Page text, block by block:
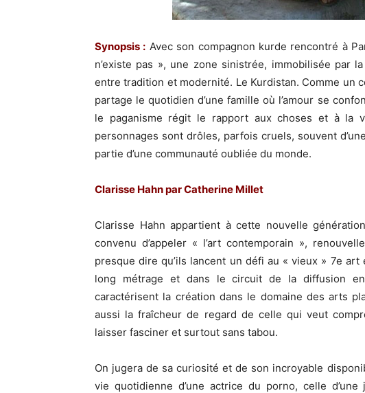
Synopsis : Avec son compagnon kurde rencontré à
n’existe pas », une zone sinistrée, immobilisée par
entre tradition et modernité. Le Kurdistan. Comme un
partage le quotidien d’une famille où l’amour se
le paganisme régit le rapport aux choses et à la
personnages sont drôles, parfois cruels, souvent
partie d’une communauté oubliée du monde.
Clarisse Hahn par Catherine Millet
Clarisse Hahn appartient à cette nouvelle
convenu d’appeler « l’art contemporain »,
presque dire qu’ils lancent un défi au « vieux » 7e
long métrage et dans le circuit de la diffusion
caractérisent la création dans le domaine des arts
aussi la fraîcheur de regard de celle qui veut
laisser fasciner et surtout sans tabou.
On jugera de sa curiosité et de son incroyable
vie quotidienne d’une actrice du porno, celle